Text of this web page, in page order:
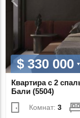
$ 330 000
Квартира с 2
Бали (5504)
Комнат:3